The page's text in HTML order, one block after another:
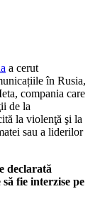
a cerut
în Rusia,
compania care
de la
la violenţă şi la
sau a liderilor
declarată
fie interzise pe